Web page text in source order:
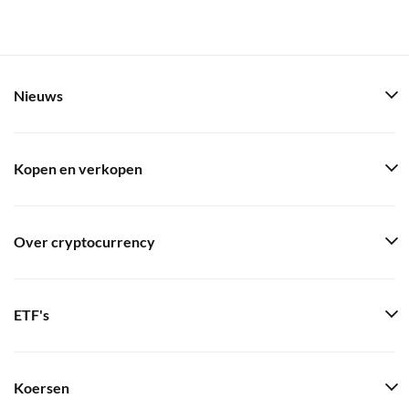
Nieuws
Kopen en verkopen
Over cryptocurrency
ETF's
Koersen